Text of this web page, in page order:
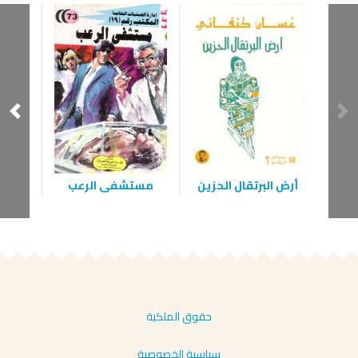
أرض البرتقال الحزين مستشفى الرعب
حقوق الملكية
سياسية الخصوصية